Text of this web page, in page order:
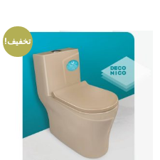
تخفیف!